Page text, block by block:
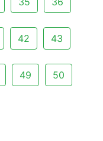
42 43
49 50